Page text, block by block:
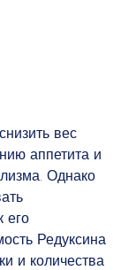
аппетита и
Однако
его
Редуксина
и количества